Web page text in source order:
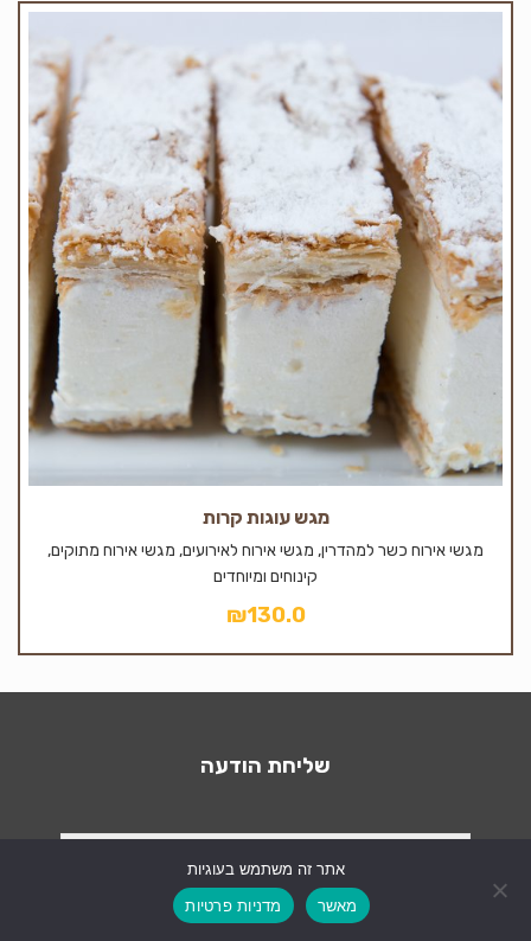
מגש עוגות קרות
מגשי אירוח כשר למהדרין, מגשי אירוח לאירועים, מגשי אירוח מתוקים,
קינוחים ומיוחדים
₪130.0
שליחת הודעה
אתר זה משתמש בעוגיות
מאשר
מדניות פרטיות
צרו קשר